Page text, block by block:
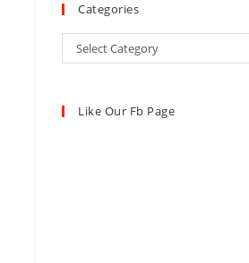
Categories
Select Category
Like Our Fb Page